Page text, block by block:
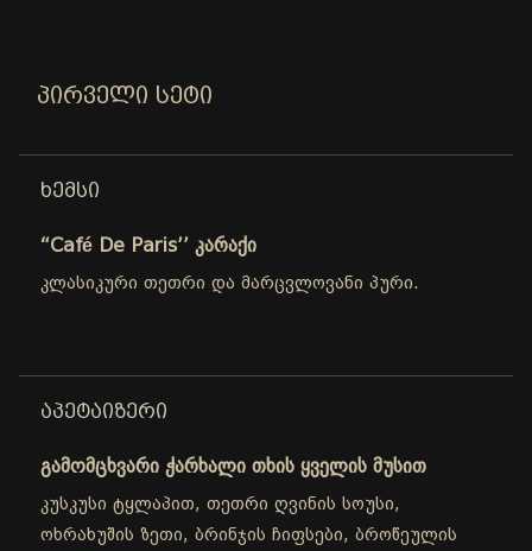
ᲞᲘᲠᲕᲔᲚᲘ ᲡᲔᲢᲘ
ᲮᲔᲛᲡᲘ
“Café De Paris’’ კარაქი
კლასიკური თეთრი და მარცვლოვანი პური.
ᲐᲞᲔᲢᲐᲘᲖᲔᲠᲘ
გამომცხვარი ჭარხალი თხის ყველის მუსით
კუსკუსი ტყლაპით, თეთრი ღვინის სოუსი,
ოხრახუშის ზეთი, ბრინჯის ჩიფსები, ბროწეულის